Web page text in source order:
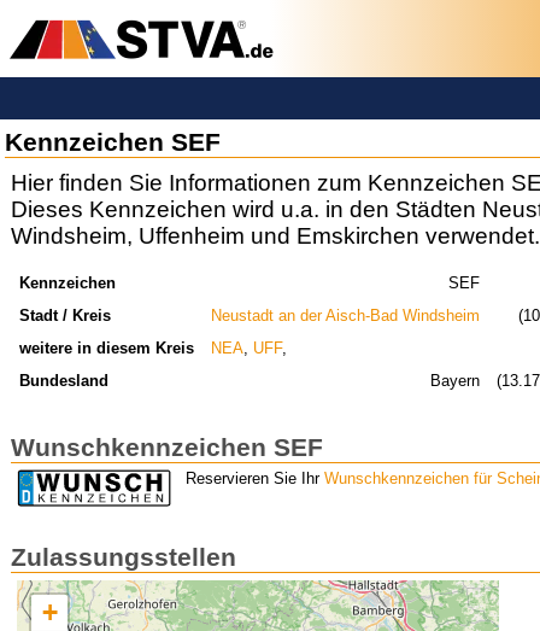
Kennzeichen SEF
Hier finden Sie Informationen zum Kennzeichen
Dieses Kennzeichen wird u.a. in den Städten
Windsheim, Uffenheim und Emskirchen verwendet.
Kennzeichen
SEF
Stadt / Kreis
Neustadt an der Aisch-Bad Windsheim
weitere in diesem Kreis
NEA, UFF,
Bundesland
Bayern
Wunschkennzeichen SEF
Reservieren Sie Ihr Wunschkennzeichen für
Zulassungsstellen
+